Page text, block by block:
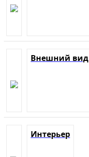
Внешний вид
Интерьер